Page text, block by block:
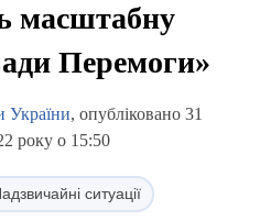
масштабну
Перемоги»
України, опубліковано 31
року о 15:50
ситуації